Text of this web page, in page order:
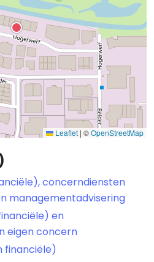
Leaflet | ©OpenStreetMap
concerndiensten
managementadvisering
en
eigen concern
financiële)